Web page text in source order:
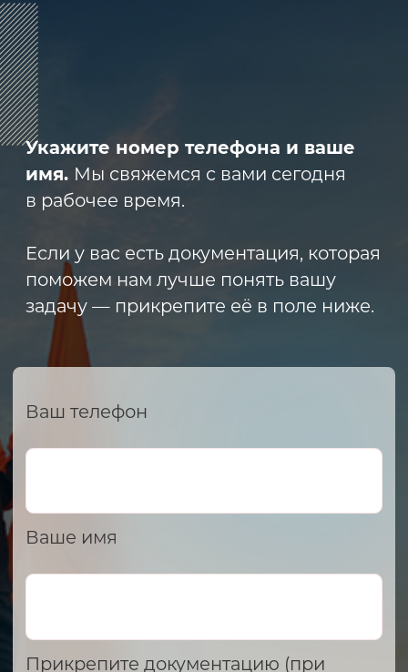
ООО «АРМЕТ РУС» Юридический адрес:
ИНН 2466160772 КПП 246601001 ОГРН
2023 © ARMET GROUP
Политика конфиденциальности
Эксклюзивный представитель
завода